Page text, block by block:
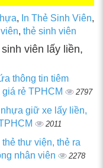
, In Thẻ Sinh Viên,
, thẻ sinh viên
viên lấy liền,
thông tin tiêm
rẻ TPHCM
2797
giữ xe lấy liền,
2011
thư viện, thẻ ra
nhân viên
2278